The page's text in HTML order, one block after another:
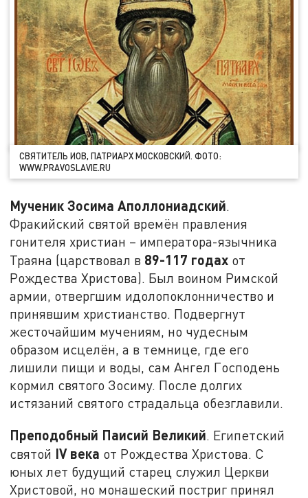
СВЯТИТЕЛЬ ИОВ, ПАТРИАРХ МОСКОВСКИЙ. ФОТО:
WWW.PRAVOSLAVIE.RU
Мученик Зосима Аполлониадский.
Фракийский святой времён правления
гонителя христиан – императора-язычника
Траяна (царствовал в 89-117 годах от
Рождества Христова). Был воином Римской
армии, отвергшим идолопоклонничество и
принявшим христианство. Подвергнут
жесточайшим мучениям, но чудесным
образом исцелён, а в темнице, где его
лишили пищи и воды, сам Ангел Господень
кормил святого Зосиму. После долгих
истязаний святого страдальца обезглавили.
Преподобный Паисий Великий. Египетский
святой IVвека от Рождества Христова. С
юных лет будущий старец служил Церкви
Христовой, но монашеский постриг принял